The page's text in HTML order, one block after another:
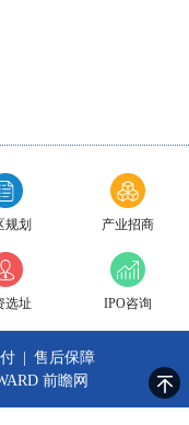
规划 产业招商
选址 IPO咨询
售后保障
前瞻网